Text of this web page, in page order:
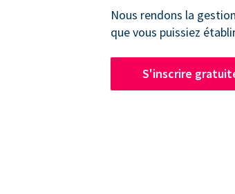
Nous rendons la
que vous puissiez
S'inscrire